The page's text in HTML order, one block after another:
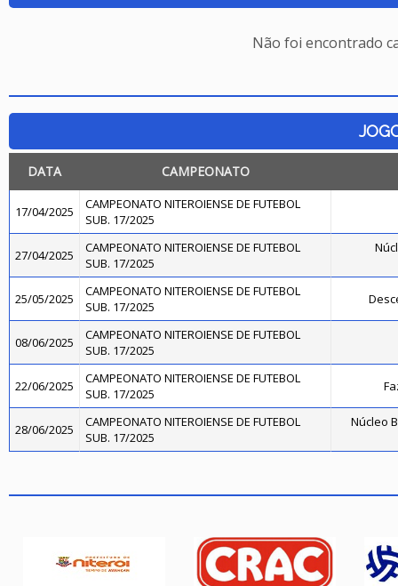
Não foi encontrado
DATA CAMPEONATO
17/04/2025
CAMPEONATO NITEROIENSE DE FUTEBOL
SUB. 17/2025
27/04/2025
CAMPEONATO NITEROIENSE DE FUTEBOL
SUB. 17/2025
25/05/2025
CAMPEONATO NITEROIENSE DE FUTEBOL
SUB. 17/2025
08/06/2025
CAMPEONATO NITEROIENSE DE FUTEBOL
SUB. 17/2025
22/06/2025
CAMPEONATO NITEROIENSE DE FUTEBOL
SUB. 17/2025
28/06/2025
CAMPEONATO NITEROIENSE DE FUTEBOL
SUB. 17/2025
Núcleo